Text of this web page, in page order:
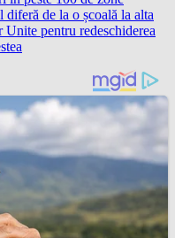
de la o școală la alta
pentru redeschiderea